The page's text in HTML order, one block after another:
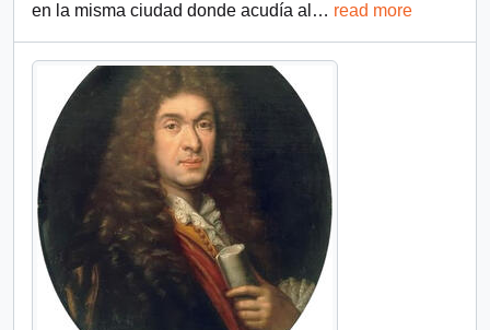
en la misma ciudad donde acudía al … read more